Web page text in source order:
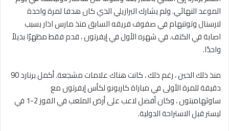
الموعد النهائي. ولم يشارك البرازيلي الذي كان هدفا لمرة واحدة
لارسنال وتوتنهام في صفوف فريقه السابق منذ مارس اذار بسبب
اصابة في الكتف. في شهره الأول في إيفرتون ، قدم فقط مظهرًا بديلاً
واحدًا.
منذ ذلك الحين ، رغم ذلك ، كانت هناك علامات مشجعة. أكمل برنارد 90
دقيقة للمرة الأولى في مباراة كاربونو لكأس إيفرتون مع
ساوثهامبتون ، وكان أفضل لاعب على أرض الملعب في الفوز 2-1 في
ليستر قبل الاستراحة الدولية.